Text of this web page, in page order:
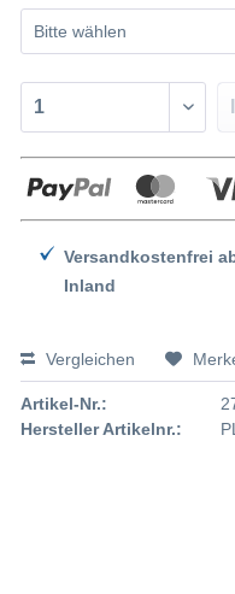
Versandkostenfrei
Inland
Vergleichen
Artikel-Nr.:
Hersteller Artikelnr.: